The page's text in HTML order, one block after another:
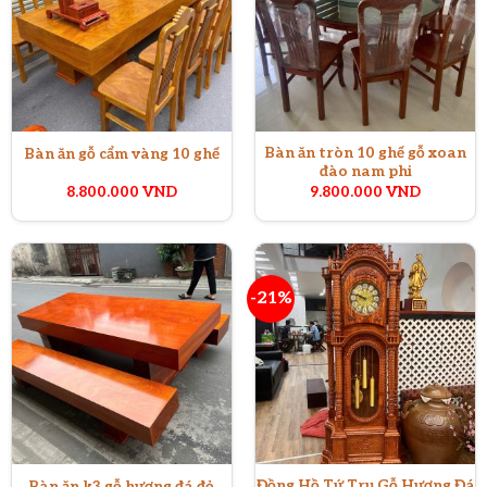
Bàn ăn gỗ cẩm vàng 10 ghế
8.800.000 VND
Bàn ăn tròn 10 ghế gỗ xoan
đào nam phi
9.800.000VND
-21%